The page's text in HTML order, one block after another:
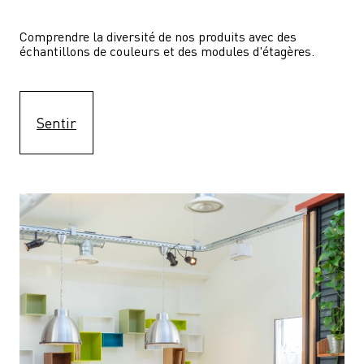
Comprendre la diversité de nos produits avec des
échantillons de couleurs et des modules d'étagères.
Sentir